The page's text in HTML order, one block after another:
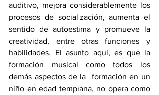
auditivo, mejora considerablemente los
procesos de socialización, aumenta el
sentido de autoestima y promueve la
creatividad, entre otras funciones y
habilidades. El asunto aquí, es que la
formación musical como todos los
demás aspectos de la  formación en un
niño en edad temprana, no opera como